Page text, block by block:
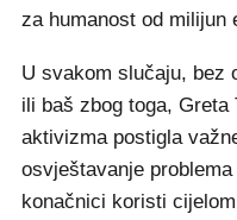
za humanost od milijun
U svakom slučaju, bez
ili baš zbog toga, Greta
aktivizma postigla
osvještavanje
konačnici koristi